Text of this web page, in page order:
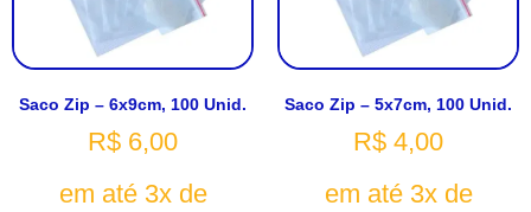
Saco Zip – 6x9cm, 100 Unid.
R$ 6,00
em até 3x de
Saco Zip – 5x7cm, 100 Unid.
R$ 4,00
em até 3x de